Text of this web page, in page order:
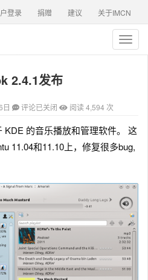
关于IMCN
建议
捐赠
登录
T
o
a
v
i
t
i
o
n
2.4.1发布
日 评论已关闭 阅读 4,594 次
的音乐播放和管理软件。 这
11.04和11.10上，修复很多bug,